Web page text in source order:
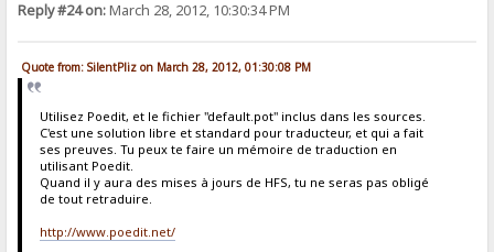
Reply #24 on:March 28, 2012, 10:30:34 PM
Quote from: SilentPliz on March 28, 2012, 01:30:08 PM
Utilisez Poedit, et le fichier "default.pot" inclus dans les sources.
C'est une solution libre et standard pour traducteur, et qui a fait
ses preuves. Tu peux te faire un mémoire de traduction en
utilisant Poedit.
Quand il y aura des mises à jours de HFS, tu ne seras pas obligé
de tout retraduire.
http://www.poedit.net/